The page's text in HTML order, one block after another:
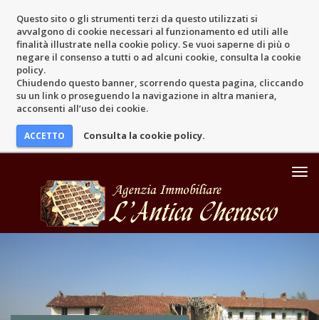
Questo sito o gli strumenti terzi da questo utilizzati si
avvalgono di cookie necessari al funzionamento ed utili alle
finalità illustrate nella cookie policy. Se vuoi saperne di più o
negare il consenso a tutti o ad alcuni cookie, consulta la cookie
policy.
Chiudendo questo banner, scorrendo questa pagina, cliccando
su un link o proseguendo la navigazione in altra maniera,
acconsenti all’uso dei cookie.
Consulta la cookie policy.